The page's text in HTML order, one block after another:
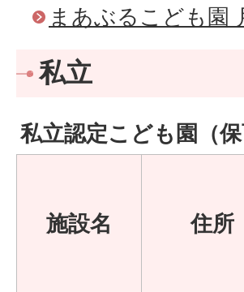
まあぶるこども園
私立
私立認定こども園（
施設名 住所